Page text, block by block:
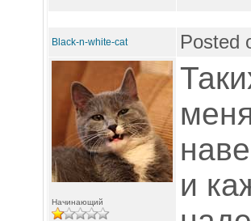
Black-n-white-cat Posted
Начинающий
и